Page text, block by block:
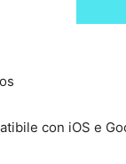
con iOS e